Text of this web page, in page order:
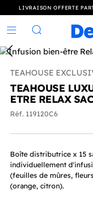
LIVRAISON OFFERTE
Rechercher
TEAHOUSE
TEAHOUSE
ETRE RELAX
Réf. 119120C6
Boîte distributrice x 15
individuellement
(feuilles de mûres,
(orange, citron).